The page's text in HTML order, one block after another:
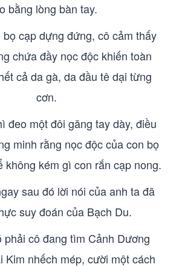
bằng lòng bàn tay.
cạp dựng đứng, cô cảm thấy
chứa đầy nọc độc khiến toàn
cả da gà, da đầu tê dại từng
cơn.
đeo một đôi găng tay dày, điều
minh rằng nọc độc của con bọ
không kém gì con rắn cạp nong.
sau đó lời nói của anh ta đã
suy đoán của Bạch Du.
phải cô đang tìm Cảnh Dương
Kim nhếch mép, cười một cách